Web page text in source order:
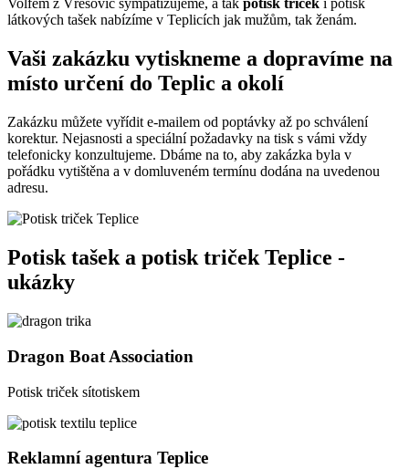
Volfem z Vřesovic sympatizujeme, a tak potisk triček i potisk
látkových tašek nabízíme v Teplicích jak mužům, tak ženám.
Vaši zakázku vytiskneme a dopravíme na
místo určení do Teplic a okolí
Zakázku můžete vyřídit e-mailem od poptávky až po schválení
korektur. Nejasnosti a speciální požadavky na tisk s vámi vždy
telefonicky konzultujeme. Dbáme na to, aby zakázka byla v
pořádku vytištěna a v domluveném termínu dodána na uvedenou
adresu.
Potisk tašek a potisk triček Teplice -
ukázky
Dragon Boat Association
Potisk triček sítotiskem
Reklamní agentura Teplice